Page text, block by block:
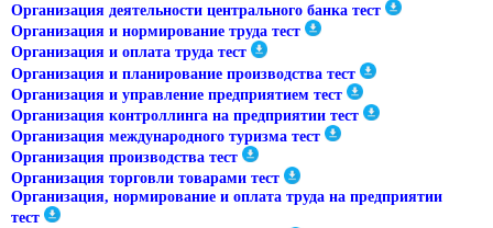
Организация деятельности центрального банка тест
Организация и нормирование труда тест
Организация и оплата труда тест
Организация и планирование производства тест
Организация и управление предприятием тест
Организация контроллинга на предприятии тест
Организация международного туризма тест
Организация производства тест
Организация торговли товарами тест
Организация, нормирование и оплата труда на предприятии
тест